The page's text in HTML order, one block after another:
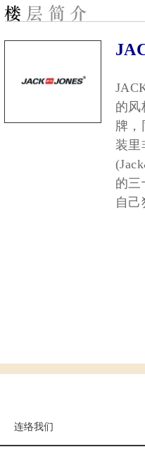
的风
牌，
装里
的三
自
连络我们